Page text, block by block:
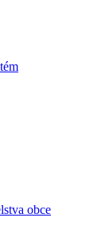
obce